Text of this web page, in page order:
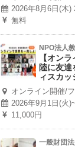
2026年8月6日(木)
無料
NPO法人
【オン
陸に友達
ィスカ
オンライン開催/
2026年9月1日(火
11,000円
一般財団